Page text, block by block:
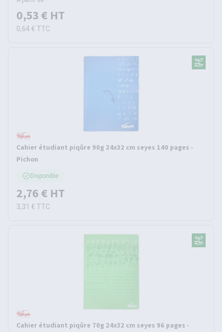
0,53 € HT
0,64 € TTC
Cahier étudiant piqûre 90g 24x32 cm seyes 140 pages -
Pichon
Disponible
2,76 € HT
3,31 € TTC
Cahier étudiant piqûre 70g 24x32 cm seyes 96 pages -